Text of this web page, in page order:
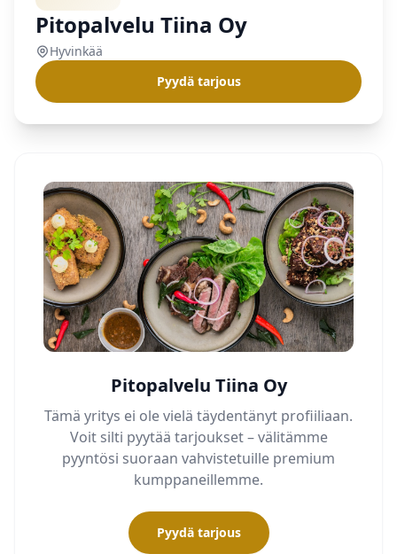
Pitopalvelu Tiina Oy
Hyvinkää
Pyydä tarjous
Pitopalvelu Tiina Oy
Tämä yritys ei ole vielä täydentänyt profiiliaan.
Voit silti pyytää tarjoukset – välitämme
pyyntösi suoraan vahvistetuille premium
kumppaneillemme.
Pyydä tarjous